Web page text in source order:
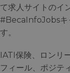
て求人サイトのイ
#BecaInfoJobsキ
す。
IATI保険、ロンリ
フィール、ポジテ